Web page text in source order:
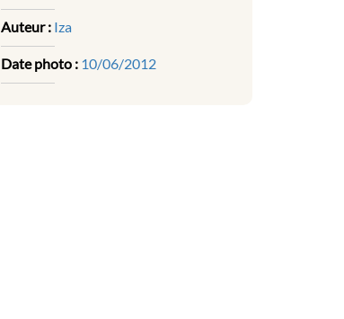
Auteur : Iza
Date photo : 10/06/2012